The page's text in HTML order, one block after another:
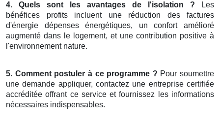
4. Quels sont les avantages de l'isolation ? Les
bénéfices profits incluent une réduction des factures
d'énergie dépenses énergétiques, un confort amélioré
augmenté dans le logement, et une contribution positive à
l'environnement nature.
5. Comment postuler à ce programme ? Pour soumettre
une demande appliquer, contactez une entreprise certifiée
accréditée offrant ce service et fournissez les informations
nécessaires indispensables.